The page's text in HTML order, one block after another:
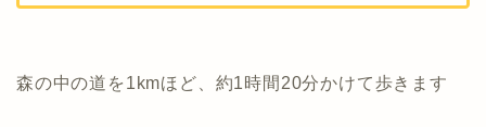
森の中の道を1kmほど、約1時間20分かけて歩きます